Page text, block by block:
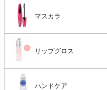
マスカラ
リップグロス
ハンドケア